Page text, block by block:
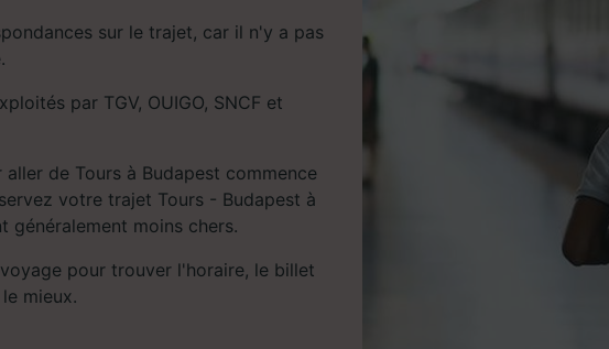
sur le trajet, car il n'y a pas
par TGV, OUIGO, SNCF et
de Tours à Budapest commence
votre trajet Tours - Budapest à
généralement moins chers.
pour trouver l'horaire, le billet
mieux.